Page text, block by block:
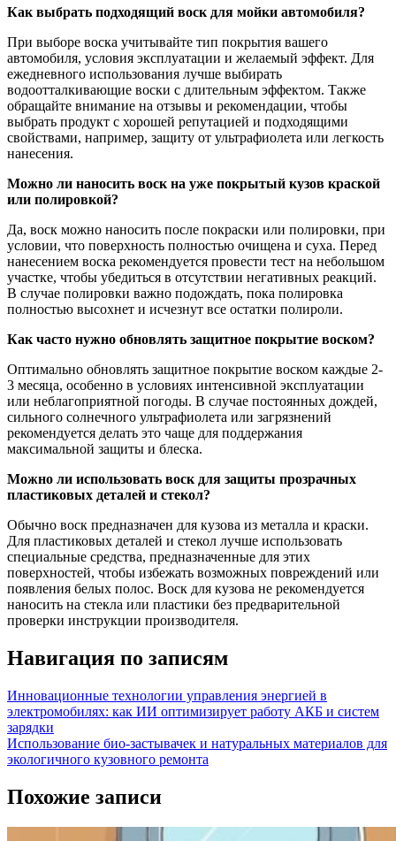
Как выбрать подходящий воск для мойки автомобиля?
При выборе воска учитывайте тип покрытия вашего
автомобиля, условия эксплуатации и желаемый эффект. Для
ежедневного использования лучше выбирать
водоотталкивающие воски с длительным эффектом. Также
обращайте внимание на отзывы и рекомендации, чтобы
выбрать продукт с хорошей репутацией и подходящими
свойствами, например, защиту от ультрафиолета или легкость
нанесения.
Можно ли наносить воск на уже покрытый кузов краской
или полировкой?
Да, воск можно наносить после покраски или полировки, при
условии, что поверхность полностью очищена и суха. Перед
нанесением воска рекомендуется провести тест на небольшом
участке, чтобы убедиться в отсутствии негативных реакций.
В случае полировки важно подождать, пока полировка
полностью высохнет и исчезнут все остатки полироли.
Как часто нужно обновлять защитное покрытие воском?
Оптимально обновлять защитное покрытие воском каждые 2-
3 месяца, особенно в условиях интенсивной эксплуатации
или неблагоприятной погоды. В случае постоянных дождей,
сильного солнечного ультрафиолета или загрязнений
рекомендуется делать это чаще для поддержания
максимальной защиты и блеска.
Можно ли использовать воск для защиты прозрачных
пластиковых деталей и стекол?
Обычно воск предназначен для кузова из металла и краски.
Для пластиковых деталей и стекол лучше использовать
специальные средства, предназначенные для этих
поверхностей, чтобы избежать возможных повреждений или
появления белых полос. Воск для кузова не рекомендуется
наносить на стекла или пластики без предварительной
проверки инструкции производителя.
Навигация по записям
Инновационные технологии управления энергией в
электромобилях: как ИИ оптимизирует работу АКБ и систем
зарядки
Использование био-застывачек и натуральных материалов для
экологичного кузовного ремонта
Похожие записи